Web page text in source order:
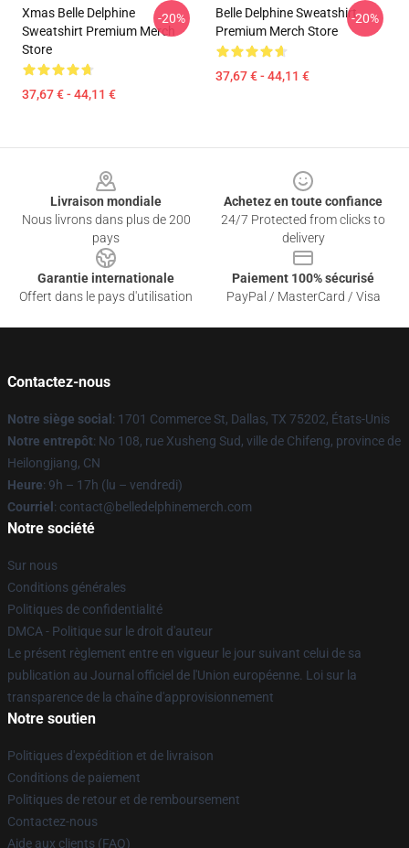
Xmas Belle Delphine
Sweatshirt Premium Merch
Store
37,67 € - 44,11 €
-20%
Belle Delphine Sweatshirt
Premium Merch Store
37,67 € - 44,11 €
-20%
Livraison mondiale
Nous livrons dans plus de 200
pays
Achetez en toute confiance
24/7 Protected from clicks to
delivery
Garantie internationale
Offert dans le pays d'utilisation
Paiement 100% sécurisé
PayPal / MasterCard / Visa
Contactez-nous
Notre siège social : 1701 Commerce St, Dallas, TX 75202, États-Unis
Notre entrepôt: No 108, rue Xusheng Sud, ville de Chifeng, province de
Heilongjiang, CN
Heure: 9h – 17h (lu – vendredi)
Courriel : contact@belledelphinemerch.com
Notre société
Sur nous
Conditions générales
Politiques de confidentialité
DMCA - Politique sur le droit d'auteur
Le présent règlement entre en vigueur le jour suivant celui de sa
publication au Journal officiel de l'Union européenne. Loi sur la
transparence de la chaîne d'approvisionnement
Notre soutien
Politiques d'expédition et de livraison
Conditions de paiement
Politiques de retour et de remboursement
Contactez-nous
Aide aux clients (FAQ)